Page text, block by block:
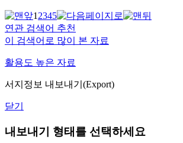
12345
연관 검색어 추천
이 검색어로 많이 본 자료
활용도 높은 자료
서지정보 내보내기(Export)
닫기
내보내기 형태를 선택하세요